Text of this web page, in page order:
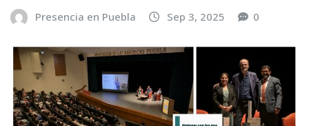
Presencia en Puebla Sep 3, 2025 0